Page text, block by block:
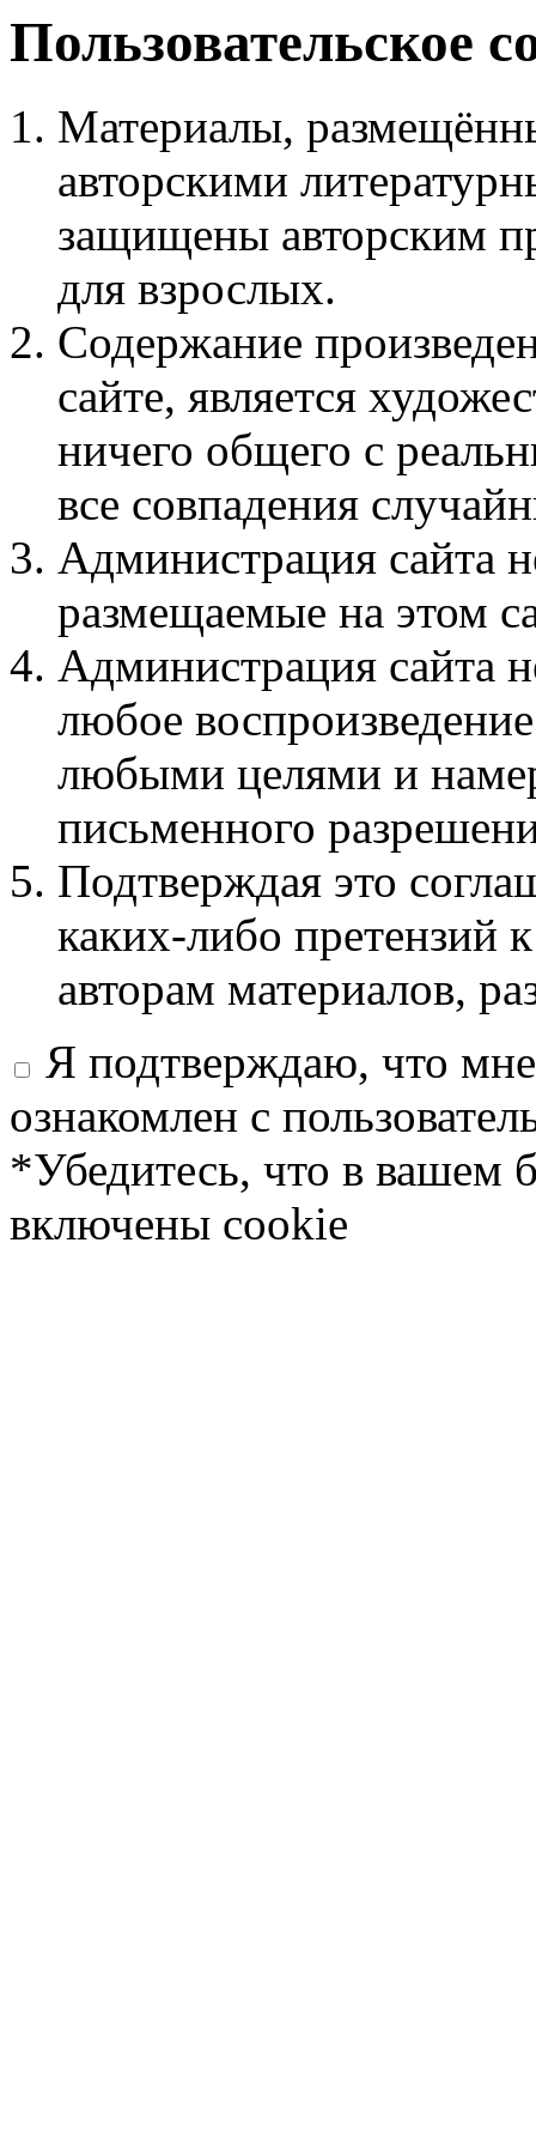
Пользовательское
Материалы,
авторскими
защищены авторским
для взрослых.
Содержание
сайте, является
ничего общего с
все совпадения
Администрация сайта
размещаемые на этом
Администрация сайта
любое
любыми целями и
письменного
Подтверждая это
каких-либо претензий
авторам материалов,
Я подтверждаю, что
ознакомлен с
*Убедитесь, что в вашем
включены cookie